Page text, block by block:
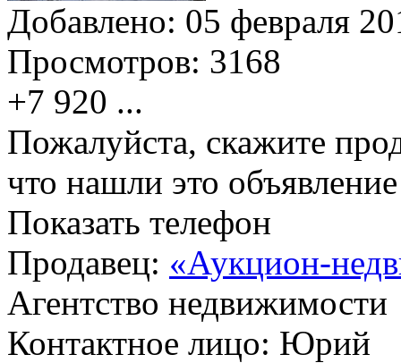
Добавлено: 05 февраля
Просмотров: 3168
+7 920 ...
Пожалуйста, скажите
что нашли это
Показать телефон
Продавец: «Аукцион-
Агентство недвижимости
Контактное лицо: Юрий